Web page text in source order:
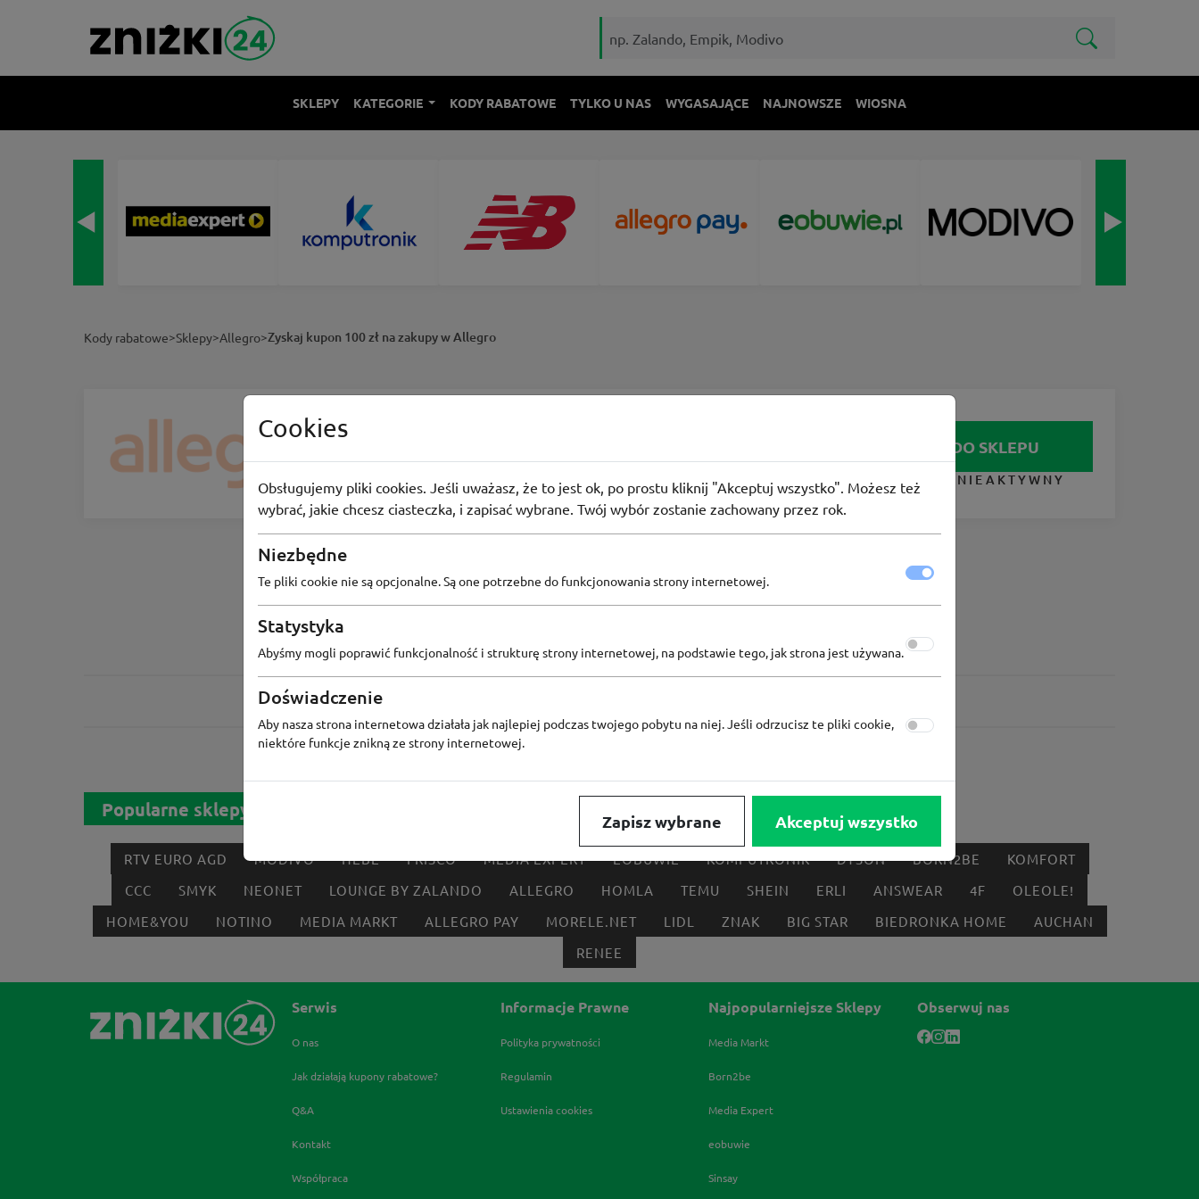
SKLEPY KATEGORIE KODY RABATOWE TYLKO U NAS WYGASAJĄCE NAJNOWSZE WIOSNA
Kody rabatowe>Sklepy>Allegro>Zyskaj kupon 100 zł na zakupy w Allegro
Allegro
Zyskaj kupon 100 zł na zakupy w Allegro
-100zł 52osoby użyły PROMO
IDŹ DO SKLEPU
KUPON NIEAKTYWNY
Zobacz inne
Popularne sklepy
RTV EURO AGD MODIVO HEBE FRISCO MEDIA EXPERT EOBUWIE KOMPUTRONIK DYSON BORN2BE
KOMFORT
CCC
SMYK NEONET LOUNGE BY ZALANDO ALLEGRO HOMLA TEMU SHEIN ERLI ANSWEAR 4F
OLEOLE!
HOME&YOU
NOTINO MEDIA MARKT ALLEGRO PAY MORELE.NET LIDL ZNAK BIG STAR BIEDRONKA HOME
AUCHAN
RENEE
Serwis
O nas
Jak działają kupony rabatowe?
Q&A
Kontakt
Współpraca
Informacje Prawne
Polityka prywatności
Regulamin
Ustawienia cookies
Najpopularniejsze Sklepy
Media Markt
Born2be
Media Expert
eobuwie
Sinsay
Obserwuj nas
Cookies
Obsługujemy pliki cookies. Jeśli uważasz, że to jest ok, po prostu kliknij "Akceptuj wszystko". Możesz też
wybrać, jakie chcesz ciasteczka, i zapisać wybrane. Twój wybór zostanie zachowany przez rok.
Niezbędne
Te pliki cookie nie są opcjonalne. Są one potrzebne do funkcjonowania strony internetowej.
Statystyka
Abyśmy mogli poprawić funkcjonalność i strukturę strony internetowej, na podstawie tego, jak strona jest używana.
Doświadczenie
Aby nasza strona internetowa działała jak najlepiej podczas twojego pobytu na niej. Jeśli odrzucisz te pliki cookie,
niektóre funkcje znikną ze strony internetowej.
Zapisz wybrane Akceptuj wszystko